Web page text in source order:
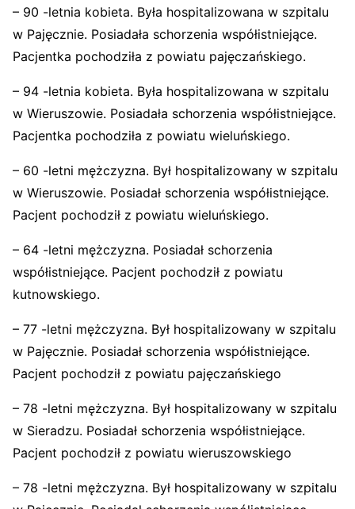
– 90 -letnia kobieta. Była hospitalizowana w szpitalu
w Pajęcznie. Posiadała schorzenia współistniejące.
Pacjentka pochodziła z powiatu pajęczańskiego.
– 94 -letnia kobieta. Była hospitalizowana w szpitalu
w Wieruszowie. Posiadała schorzenia współistniejące.
Pacjentka pochodziła z powiatu wieluńskiego.
– 60 -letni mężczyzna. Był hospitalizowany w szpitalu
w Wieruszowie. Posiadał schorzenia współistniejące.
Pacjent pochodził z powiatu wieluńskiego.
– 64 -letni mężczyzna. Posiadał schorzenia
współistniejące. Pacjent pochodził z powiatu
kutnowskiego.
– 77 -letni mężczyzna. Był hospitalizowany w szpitalu
w Pajęcznie. Posiadał schorzenia współistniejące.
Pacjent pochodził z powiatu pajęczańskiego
– 78 -letni mężczyzna. Był hospitalizowany w szpitalu
w Sieradzu. Posiadał schorzenia współistniejące.
Pacjent pochodził z powiatu wieruszowskiego
– 78 -letni mężczyzna. Był hospitalizowany w szpitalu